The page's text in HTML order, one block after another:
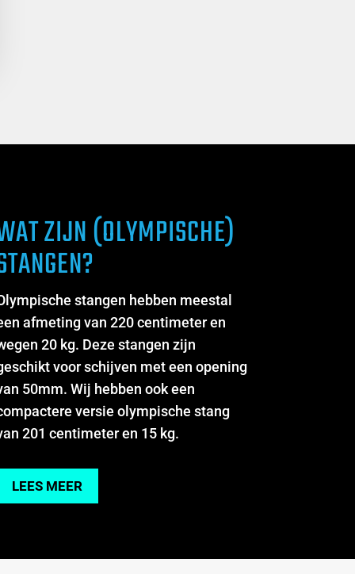
ZIJN (OLYMPISCHE)
stangen hebben meestal
afmeting van 220 centimeter en
20 kg. Deze stangen zijn
voor schijven met een opening
50mm. Wij hebben ook een
versie olympische stang
201 centimeter en 15 kg.
LEES MEER